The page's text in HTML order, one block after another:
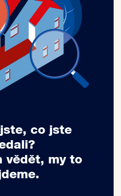
co jste
vědět, my to